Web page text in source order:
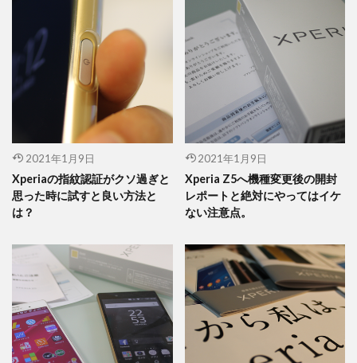
2021年1月9日
Xperiaの指紋認証がクソ過ぎと
思った時に試すと良い方法と
は？
2021年1月9日
Xperia Z5へ機種変更後の開封
レポートと絶対にやってはイケ
ない注意点。